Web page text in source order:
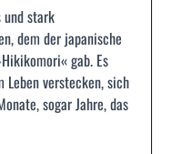
stark
dem der japanische
gab. Es
Leben verstecken, sich
sogar Jahre, das